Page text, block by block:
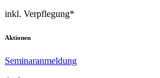
inkl. Verpflegung*
Aktionen
Seminaranmeldung